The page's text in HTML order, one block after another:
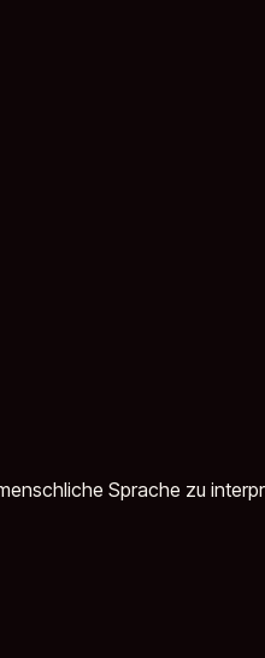
Sprache zu